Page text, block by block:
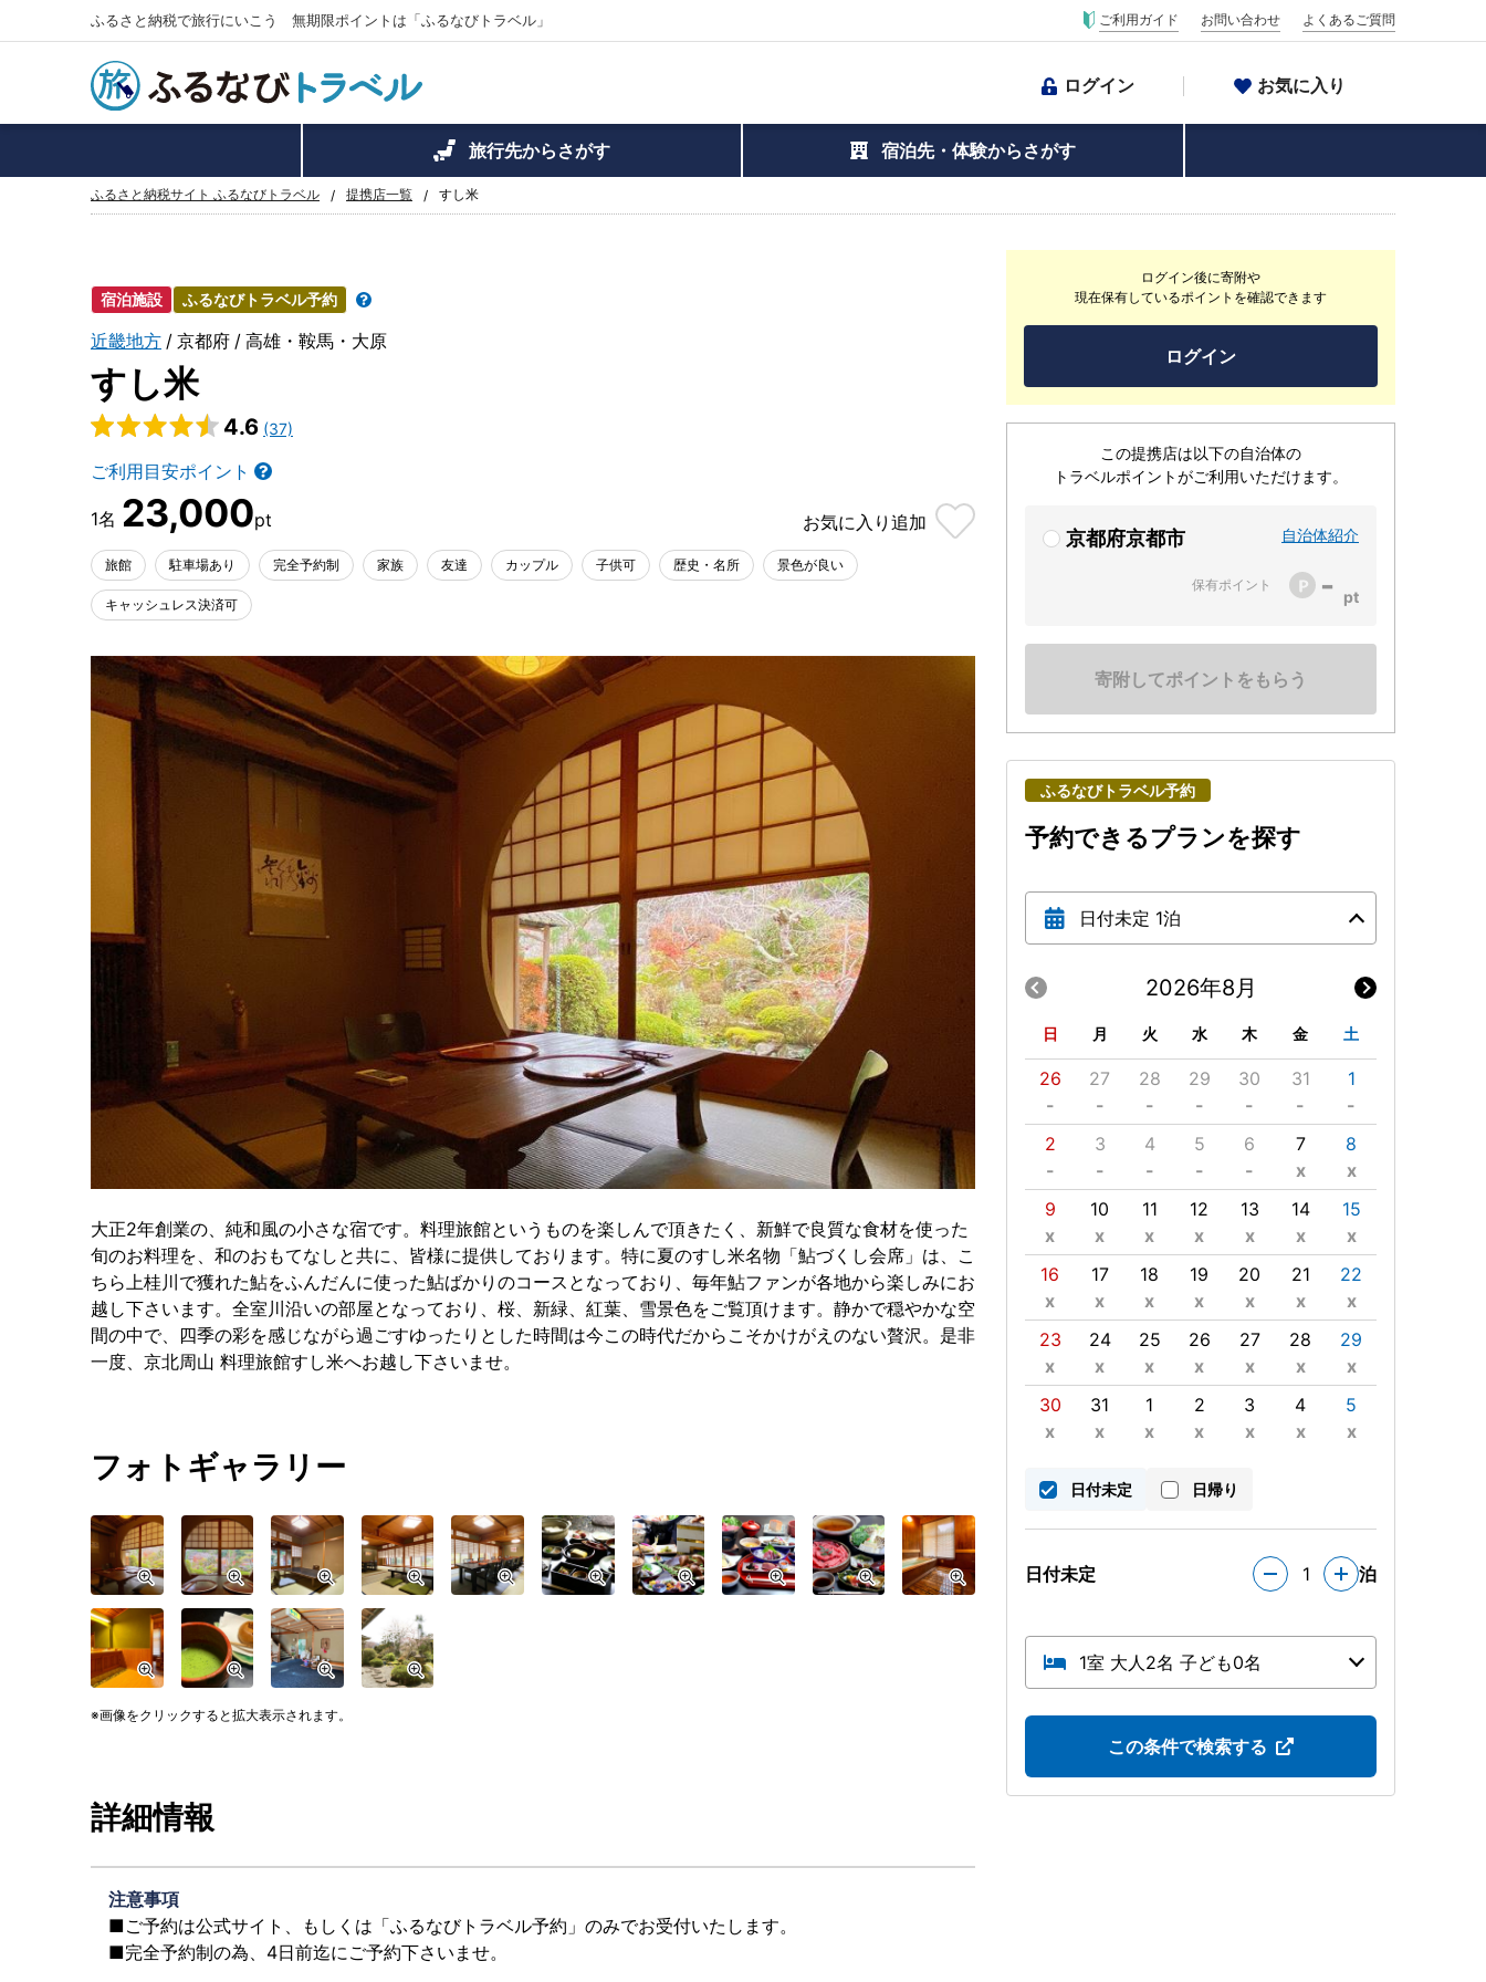
ふるさと納税で旅行にいこう 無期限ポイントは「ふるなびトラベル」 ご利用ガイド お問い合わせ よくあるご質問
ログイン お気に入り
旅行先からさがす 宿泊先・体験からさがす
ふるさと納税サイト ふるなびトラベル 提携店一覧 すし米
宿泊施設 ふるなびトラベル予約
近畿地方 京都府 高雄・鞍馬・大原
すし米
4.6 (37)
ご利用目安ポイント
23,000 お気に入り 追加
旅館 駐車場あり 完全予約制 家族 友達 カップル 子供可 歴史・名所 景色が良い
キャッシュレス決済可
ログイン後に寄附や
現在保有しているポイントを確認できます
ログイン
この提携店は以下の自治体の
トラベルポイントがご利用いただけます。
京都府京都市 自治体紹介
保有ポイント -
寄附してポイントをもらう
ふるなびトラベル予約
予約できるプランを探す
日付未定 1泊
2026年8月
日 月 火 水 木 金 土
26
-
27
-
28
-
29
-
30
-
31
-
1
-
2
-
3
-
4
-
5
-
6
-
7
x
8
x
9
x
10
x
11
x
12
x
13
x
14
x
15
x
16
x
17
x
18
x
19
x
20
x
21
x
22
x
23
x
24
x
25
x
26
x
27
x
28
x
29
x
30
x
31
x
1
x
2
x
3
x
4
x
5
x
日付未定 日帰り
日付未定 1 泊
1室 大人2名 子ども0名
この条件で検索する
大正2年創業の、純和風の小さな宿です。料理旅館というものを楽しんで頂きたく、新鮮で良質な食材を使った
旬のお料理を、和のおもてなしと共に、皆様に提供しております。特に夏のすし米名物「鮎づくし会席」は、こ
ちら上桂川で獲れた鮎をふんだんに使った鮎ばかりのコースとなっており、毎年鮎ファンが各地から楽しみにお
越し下さいます。全室川沿いの部屋となっており、桜、新緑、紅葉、雪景色をご覧頂けます。静かで穏やかな空
間の中で、四季の彩を感じながら過ごすゆったりとした時間は今この時代だからこそかけがえのない贅沢。是非
一度、京北周山 料理旅館すし米へお越し下さいませ。
フォトギャラリー
画像をクリックすると拡大表示されます。
詳細情報
注意事項
■ご予約は公式サイト、もしくは「ふるなびトラベル予約」のみでお受付いたします。
■完全予約制の為、4日前迄にご予約下さいませ。